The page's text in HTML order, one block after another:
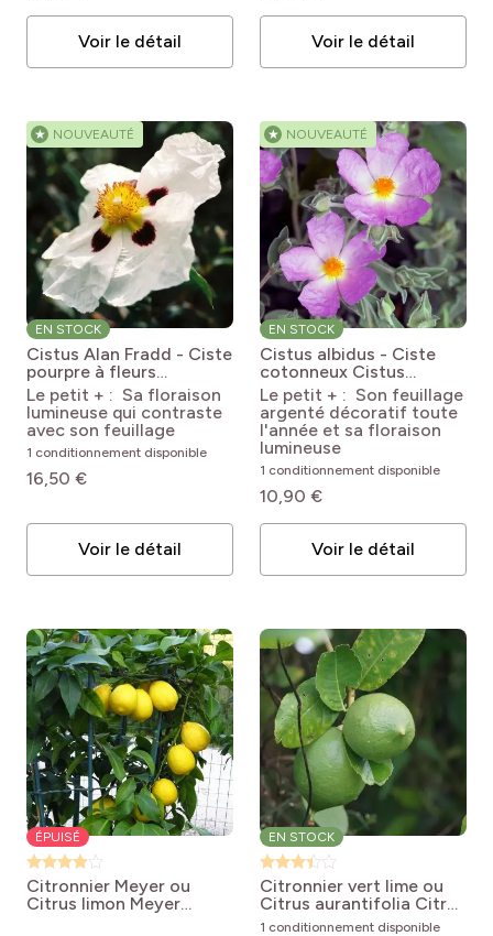
Voir le détail Voir le détail
★ NOUVEAUTÉ
EN STOCK
Cistus Alan Fradd - Ciste
pourpre à fleurs
blanches. Cistus x
purpureus Alan Fradd
Le petit + : Sa floraison
lumineuse qui contraste
avec son feuillage
1 conditionnement disponible
16,50 €
Voir le détail
★ NOUVEAUTÉ
EN STOCK
Cistus albidus - Ciste
cotonneux Cistus
albidus
Le petit + : Son feuillage
argenté décoratif toute
l'année et sa floraison
lumineuse
1 conditionnement disponible
10,90 €
Voir le détail
ÉPUISÉ
Citronnier Meyer ou
Citrus limon Meyer
EN STOCK
Citronnier vert lime ou
Citrus aurantifolia Citrus
x aurantiifolia
1 conditionnement disponible